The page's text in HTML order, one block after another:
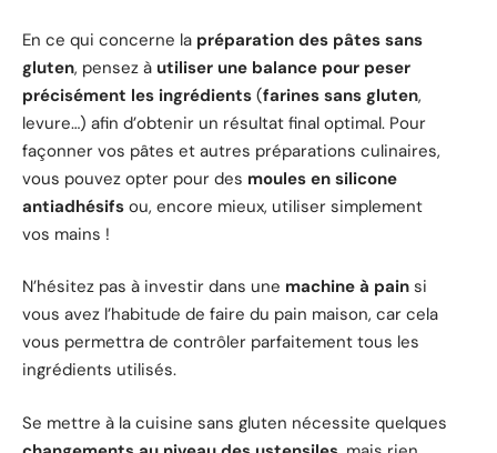
En ce qui concerne la préparation des pâtes sans
gluten, pensez à utiliser une balance pour peser
précisément les ingrédients (farines sans gluten,
levure…) afin d’obtenir un résultat final optimal. Pour
façonner vos pâtes et autres préparations culinaires,
vous pouvez opter pour des moules en silicone
antiadhésifs ou, encore mieux, utiliser simplement
vos mains !
N’hésitez pas à investir dans une machine à pain si
vous avez l’habitude de faire du pain maison, car cela
vous permettra de contrôler parfaitement tous les
ingrédients utilisés.
Se mettre à la cuisine sans gluten nécessite quelques